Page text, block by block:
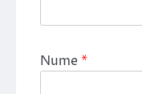
Nume*